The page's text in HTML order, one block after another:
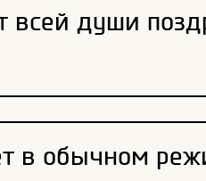
души
в обычном